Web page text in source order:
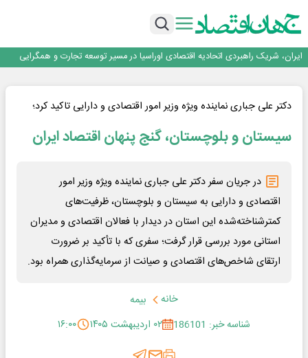
فولاد غدیر نی‌ریز در جمع ۱۰ شرکت برتر بورس کالا
ایران، شریک راهبردی اتحادیه اقتصادی اوراسیا در مسیر توسعه تجارت و همگرایی
منطقه‌ای
توسعه زنجیره صنعت مس با تکیه بر اکتشاف و مدل‌های نوین تأمین مالی
دکتر علی جباری نماینده ویژه وزیر امور اقتصادی و دارایی تاکید کرد؛
سیستان و بلوچستان، گنج پنهان اقتصاد ایران
در جریان سفر دکتر علی جباری نماینده ویژه وزیر امور
اقتصادی و دارایی به سیستان و بلوچستان، ظرفیت‌های
کمترشناخته‌شده این استان در دیدار با فعالان اقتصادی و مدیران
استانی مورد بررسی قرار گرفت؛ سفری که با تأکید بر ضرورت
ارتقای شاخص‌های اقتصادی و صیانت از سرمایه‌گذاری همراه بود.
خانه
بیمه
شناسه خبر: 186101
۰۲ اردیبهشت ۱۴۰۵ ۱۶:۰۰